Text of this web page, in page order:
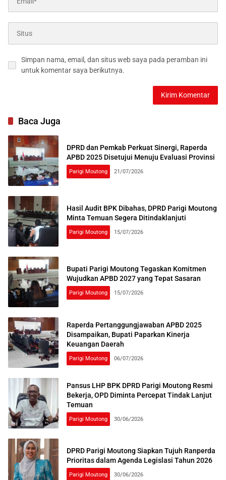
Simpan nama, email, dan situs web saya pada peramban ini
untuk komentar saya berikutnya.
Baca Juga
DPRD dan Pemkab Perkuat Sinergi, Raperda
APBD 2025 Disetujui Menuju Evaluasi Provinsi
Parigi Moutong 21/07/2026
Hasil Audit BPK Dibahas, DPRD Parigi Moutong
Minta Temuan Segera Ditindaklanjuti
Parigi Moutong 15/07/2026
Bupati Parigi Moutong Tegaskan Komitmen
Wujudkan APBD 2027 yang Tepat Sasaran
Parigi Moutong 15/07/2026
Raperda Pertanggungjawaban APBD 2025
Disampaikan, Bupati Paparkan Kinerja
Keuangan Daerah
Parigi Moutong 06/07/2026
Pansus LHP BPK DPRD Parigi Moutong Resmi
Bekerja, OPD Diminta Percepat Tindak Lanjut
Temuan
Parigi Moutong 30/06/2026
DPRD Parigi Moutong Siapkan Tujuh Ranperda
Prioritas dalam Agenda Legislasi Tahun 2026
Parigi Moutong 30/06/2026